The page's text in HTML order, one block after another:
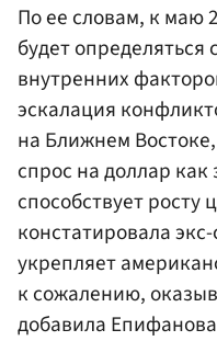
По ее словам, к маю
будет
внутренних
эскалация
на Ближнем
спрос на доллар
способствует росту
констатировала
укрепляет
к сожалению,
добавила